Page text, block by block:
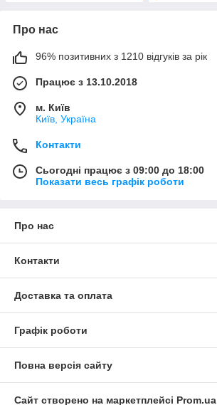
Про нас
96% позитивних з 1210 відгуків за рік
Працює з 13.10.2018
м. Київ
Київ, Україна
Контакти
Сьогодні працює з 09:00 до 18:00
Показати весь графік роботи
Про нас
Контакти
Доставка та оплата
Графік роботи
Повна версія сайту
Сайт створено на маркетплейсі Prom.ua